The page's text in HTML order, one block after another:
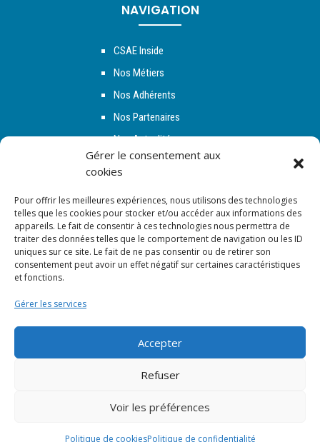
Gérer le consentement aux
cookies
Pour offrir les meilleures expériences, nous utilisons des technologies
telles que les cookies pour stocker et/ou accéder aux informations des
appareils. Le fait de consentir à ces technologies nous permettra de
traiter des données telles que le comportement de navigation ou les ID
uniques sur ce site. Le fait de ne pas consentir ou de retirer son
consentement peut avoir un effet négatif sur certaines caractéristiques
et fonctions.
Gérer les services
Accepter
Refuser
Voir les préférences
Politique de cookiesPolitique de confidentialité
NAVIGATION
CSAE Inside
Nos Métiers
Nos Adhérents
Nos Partenaires
Nos Actualités
Espace Adhérent
NOUS SUIVRE